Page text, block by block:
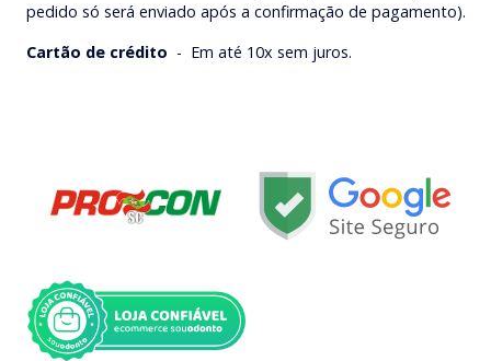
pedido só será enviado após a confirmação de pagamento).
Cartão de crédito - Em até 10x sem juros.